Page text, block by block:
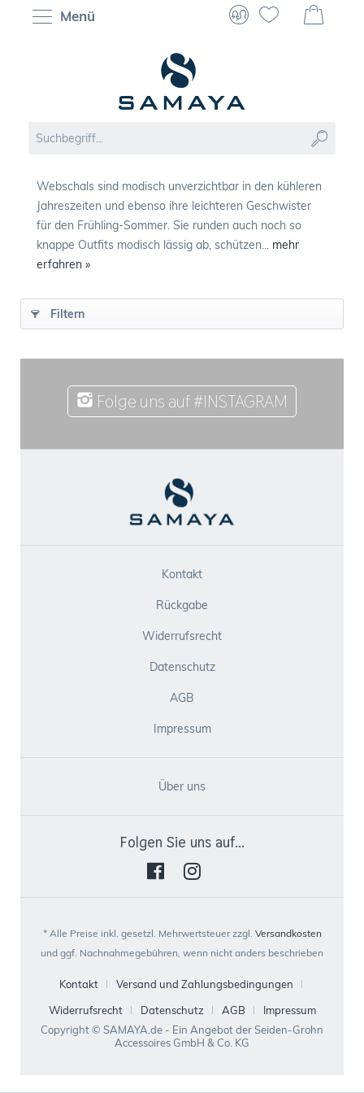
Menü
Webschals sind modisch unverzichtbar in den kühleren
Jahreszeiten und ebenso ihre leichteren Geschwister
für den Frühling-Sommer. Sie runden auch noch so
knappe Outfits modisch lässig ab, schützen... mehr
erfahren »
Filtern
Folge uns auf #INSTAGRAM
Kontakt
Rückgabe
Widerrufsrecht
Datenschutz
AGB
Impressum
Über uns
Folgen Sie uns auf...
* Alle Preise inkl. gesetzl. Mehrwertsteuer zzgl. Versandkosten
und ggf. Nachnahmegebühren, wenn nicht anders beschrieben
Kontakt
Versand und Zahlungsbedingungen
Widerrufsrecht
Datenschutz AGB
Impressum
Copyright © SAMAYA.de - Ein Angebot der Seiden-Grohn
Accessoires GmbH & Co. KG